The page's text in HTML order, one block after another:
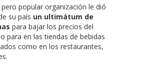
popular organización le dió
su país un ultimátum de
para bajar los precios del
para en las tiendas de bebidas
como en los restaurantes,